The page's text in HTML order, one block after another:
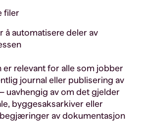
filer
å automatisere deler av
er relevant for alle som jobber
journal eller publisering av
uavhengig av om det gjelder
byggesaksarkiver eller
av dokumentasjon